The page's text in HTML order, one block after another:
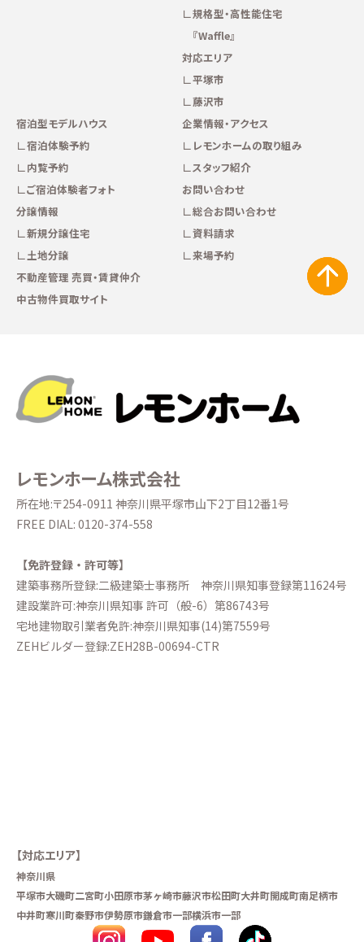
規格型・高性能住宅
『Waffle』
対応エリア
平塚市
藤沢市
宿泊型モデルハウス
宿泊体験予約
内覧予約
ご宿泊体験者フォト
分譲情報
新規分譲住宅
土地分譲
不動産管理 売買・賃貸仲介
中古物件買取サイト
企業情報・アクセス
レモンホームの取り組み
スタッフ紹介
お問い合わせ
総合お問い合わせ
資料請求
来場予約
レモンホーム株式会社
所在地:〒254-0911 神奈川県平塚市山下2丁目12番1号
FREE DIAL: 0120-374-558
【免許登録・許可等】
建築事務所登録:二級建築士事務所 神奈川県知事登録第11624号
建設業許可:神奈川県知事 許可（般-6）第86743号
宅地建物取引業者免許:神奈川県知事(14)第7559号
ZEHビルダー登録:ZEH28B-00694-CTR
【対応エリア】
神奈川県
平塚市大磯町二宮町小田原市茅ヶ崎市藤沢市松田町大井町開成町南足柄市
中井町寒川町秦野市伊勢原市鎌倉市一部横浜市一部